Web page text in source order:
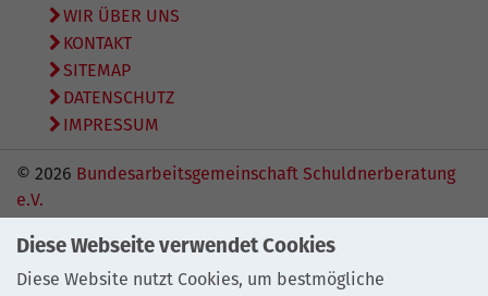
WIR ÜBER UNS
KONTAKT
SITEMAP
DATENSCHUTZ
IMPRESSUM
© 2026 Bundesarbeitsgemeinschaft Schuldnerberatung
e.V.
Diese Webseite verwendet Cookies
Diese Website nutzt Cookies, um bestmögliche